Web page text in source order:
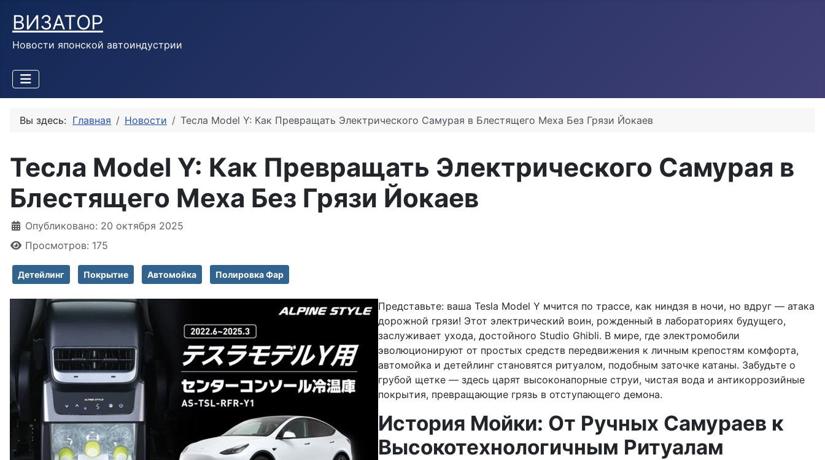
ВИЗАТОР
Новости японской автоиндустрии
Вы здесь: Главная Новости Тесла Model Y: Как Превращать Электрического Самурая в Блестящего Меха Без Грязи Йокаев
Тесла Model Y: Как Превращать Электрического Самурая в
Блестящего Меха Без Грязи Йокаев
Информация о материале
Опубликовано: 20 октября 2025
Просмотров: 175
Детейлинг Покрытие Автомойка Полировка Фар
Представьте: ваша Tesla Model Y мчится по трассе, как ниндзя в ночи, но вдруг — атака
дорожной грязи! Этот электрический воин, рожденный в лабораториях будущего,
заслуживает ухода, достойного Studio Ghibli. В мире, где электромобили
эволюционируют от простых средств передвижения к личным крепостям комфорта,
автомойка и детейлинг становятся ритуалом, подобным заточке катаны. Забудьте о
грубой щетке — здесь царят высоконапорные струи, чистая вода и антикоррозийные
покрытия, превращающие грязь в отступающего демона.
История Мойки: От Ручных Самураев к
Высокотехнологичным Ритуалам